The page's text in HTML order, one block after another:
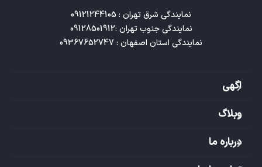
نمایندگی استان اصفهان : 09367652747
اگهی
وبلاگ
درباره ما